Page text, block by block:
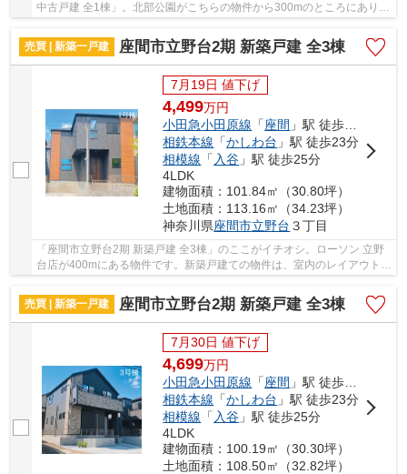
中古戸建 全1棟」。北部公園がこちらの物件から300mのところにありま
売買 | 新築一戸建
座間市立野台2期 新築戸建 全3棟
7月19日 値下げ
4,499万円
小田急小田原線 「座間 」駅 徒歩13分
相鉄本線 「かしわ台 」駅 徒歩23分
相模線 「 入谷 」駅 徒歩25分
4LDK
建物面積：101.84㎡（30.80坪）
土地面積：113.16㎡（34.23坪）
神奈川県座間市立野台 ３丁目
「座間市立野台2期 新築戸建 全3棟」のここがイチオシ。ローソン 立野
台店が400mにある物件です。新築戸建ての物件は、室内のレイアウトも
売買 | 新築一戸建
座間市立野台2期 新築戸建 全3棟
7月30日 値下げ
4,699万円
小田急小田原線 「座間 」駅 徒歩13分
相鉄本線 「かしわ台 」駅 徒歩23分
相模線 「 入谷 」駅 徒歩25分
4LDK
建物面積：100.19㎡（30.30坪）
土地面積：108.50㎡（32.82坪）